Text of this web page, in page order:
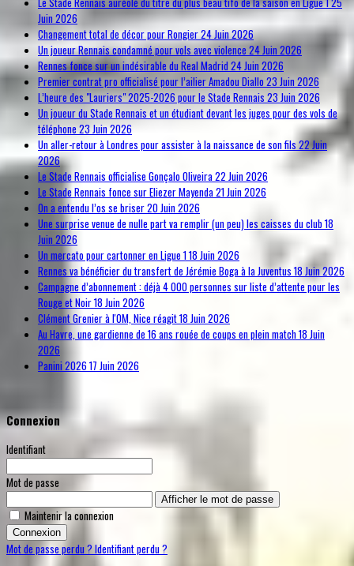
Juin 2026
Changement total de décor pour Rongier24 Juin 2026
Un joueur Rennais condamné pour vols avec violence 24 Juin 2026
Rennes fonce sur un indésirable du Real Madrid 24 Juin 2026
Premier contrat pro officialisé pour l’ailier Amadou Diallo 23 Juin 2026
L’heure des "Lauriers" 2025-2026 pour le Stade Rennais 23 Juin 2026
Un joueur du Stade Rennais et un étudiant devant les juges pour des vols de
téléphone23 Juin 2026
Un aller-retour à Londres pour assister à la naissance de son fils22 Juin
2026
Le Stade Rennais officialise Gonçalo Oliveira22 Juin 2026
Le Stade Rennais fonce sur Eliezer Mayenda21 Juin 2026
On a entendu l’os se briser20 Juin 2026
Une surprise venue de nulle part va remplir (un peu) les caisses du club18
Juin 2026
Un mercato pour cartonner en Ligue 118 Juin 2026
Rennes va bénéficier du transfert de Jérémie Boga à la Juventus 18 Juin 2026
Campagne d’abonnement : déjà 4 000 personnes sur liste d’attente pour les
Rouge et Noir18 Juin 2026
Clément Grenier à l'OM, Nice réagit18 Juin 2026
Au Havre, une gardienne de 16 ans rouée de coups en plein match18 Juin
2026
Panini 2026 17 Juin 2026
Connexion
Identifiant
Mot de passe
Afficher le mot de passe
Maintenir la connexion
Connexion
Mot de passe perdu ? Identifiant perdu ?